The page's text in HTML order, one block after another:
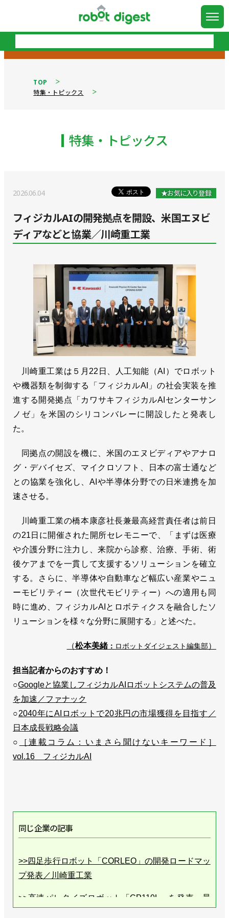
TOP
特集・トピックス
特集・トピックス
2026.06.04 ★お気に入り登録
フィジカルAIの開発拠点を開設、米国エヌビ
ディアなどと協業／川崎重工業
川崎重工業は５月22日、人工知能（AI）でロボット
や機器類を制御する「フィジカルAI」の社会実装を推
進する開発拠点「カワサキフィジカルAIセンターサン
ノゼ」を米国のシリコンバレーに開設したと発表し
た。
同拠点の開設を機に、米国のエヌビディアやアナロ
グ・デバイセズ、マイクロソフト、日本の富士通など
との協業を強化し、AIや半導体分野での日米連携を加
速させる。
川崎重工業の橋本康彦社長兼最高経営責任者は前日
の21日に開催された開所セレモニーで、「まずは医療
や介護分野に注力し、来院から診察、治療、手術、術
後ケアまでを一貫して支援するソリューションを確立
する。さらに、半導体や自動車など幅広い産業やニュ
ーモビリティー（次世代モビリティー）への適用も同
時に進め、フィジカルAIとロボティクスを融合したソ
リューションを様々な分野に展開する」と述べた。
（松本美緒： ロボットダイジェスト編集部）
担当記者からのおすすめ！
○Googleと協業しフィジカルAIロボットシステムの普及
を加速／ファナック
○2040年にAIロボットで20兆円の市場獲得を目指す／
日本成長戦略会議
○
［連載コラム：いまさら聞けないキーワード］
vol.16 フィジカルAI
同じ企業の記事
>>四足歩行ロボット「CORLEO」の開発ロードマッ
プ発表／川崎重工業
>>高速パレタイズロボット「CP110L」を発売、最